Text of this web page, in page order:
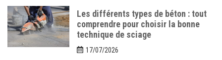
Les différents types de béton : tout
comprendre pour choisir la bonne
technique de sciage
17/07/2026